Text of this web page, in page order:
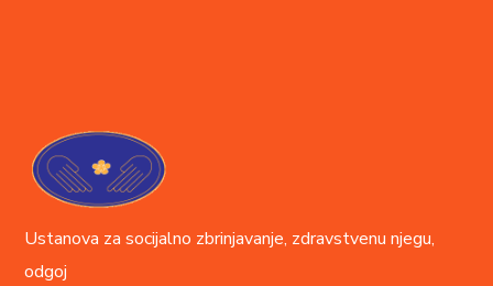
Ustanova za socijalno zbrinjavanje, zdravstvenu njegu,
odgoj